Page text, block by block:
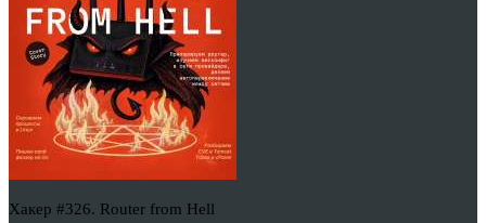
Хакер #326. Router from Hell